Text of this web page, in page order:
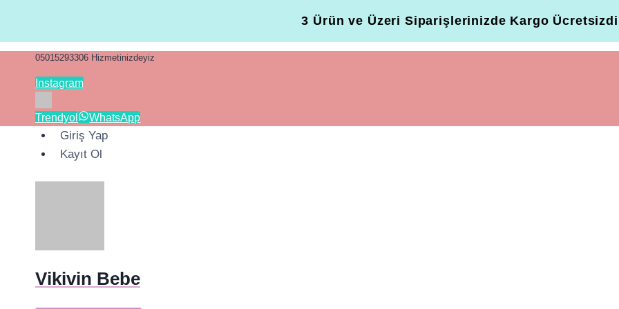
content
3 Ürün ve Üzeri Siparişlerinizde Kargo
05015293306 Hizmetinizdeyiz
Instagram
Trendyol WhatsApp
Giriş Yap
Kayıt Ol
Vikivin Bebe